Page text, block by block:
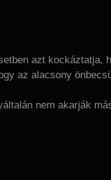
azt kockáztatja,
az alacsony
nem akarják